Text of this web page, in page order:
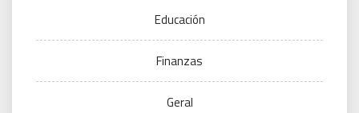
Educación
Finanzas
Geral